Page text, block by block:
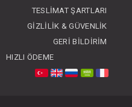
TESLIMAT ŞARTLARI
GIZLILIK & GÜVENLIK
GERI BILDIRIM
HIZLI ÖDEME